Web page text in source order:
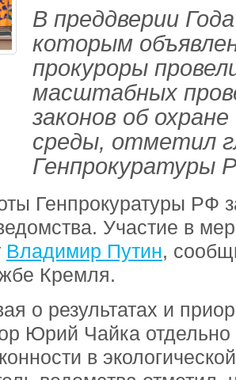
В преддверии
которым
прокуроры
масштабных
законов об
среды, отметил
Генпрокуратуры
Генпрокуратуры РФ
Участие в
Владимир Путин,
Кремля.
о результатах и
Юрий Чайка
в